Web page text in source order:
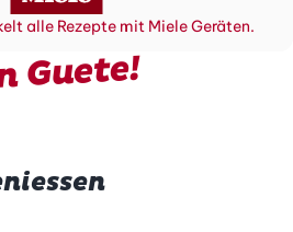
alle Rezepte mit Miele Geräten.
Guete!